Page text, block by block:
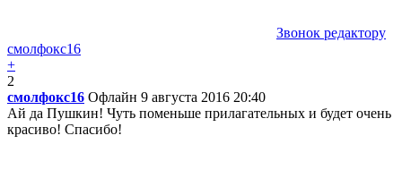
Звонок редактору
смолфокс16
+
2
смолфокс16 Офлайн 9 августа 2016 20:40
Ай да Пушкин! Чуть поменьше прилагательных и будет очень
красиво! Спасибо!